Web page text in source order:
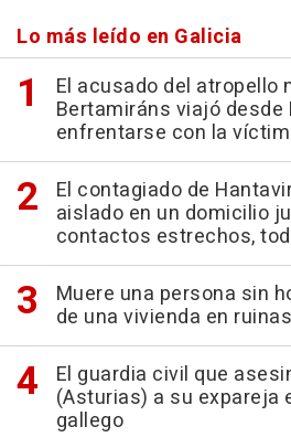
Lo más leído en Galicia
El acusado del atropello
Bertamiráns viajó desde
enfrentarse con la
El contagiado de
aislado en un domicilio
contactos estrechos,
Muere una persona sin
de una vivienda en
El guardia civil que
(Asturias) a su expareja
gallego